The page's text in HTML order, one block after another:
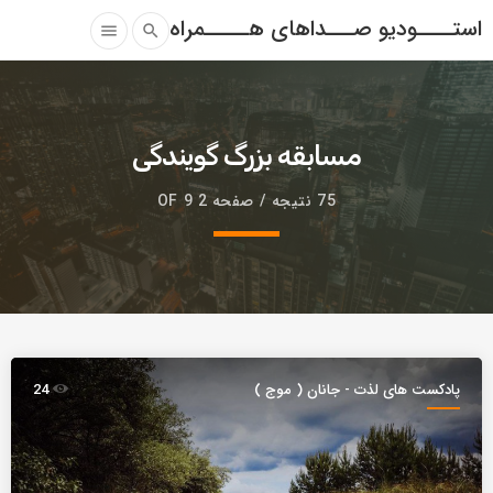
استــــودیو صـــداهای هـــــمراه search
menu
مسابقه بزرگ گویندگی
75 نتیجه / صفحه 2 OF 9
پادکست های لذت - جانان ( موج ) 24